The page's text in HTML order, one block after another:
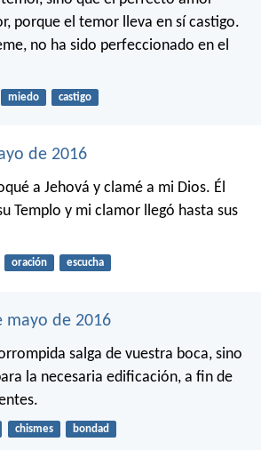
porque el temor lleva en sí castigo.
no ha sido perfeccionado en el
miedo castigo
de 2016
a Jehová y clamé a mi Dios. Él
Templo y mi clamor llegó hasta sus
oración escucha
mayo de 2016
salga de vuestra boca, sino
la necesaria edificación, a fin de
chismes bondad